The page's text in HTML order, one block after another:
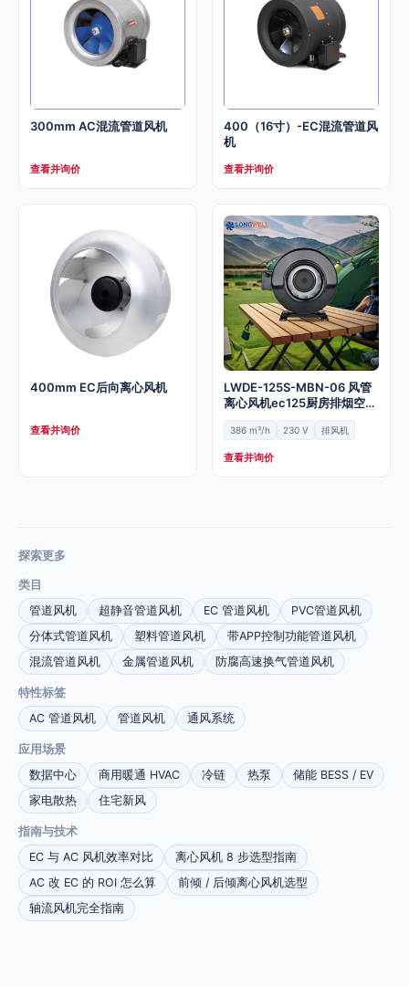
300mm AC混流管道风机
查看并询价
400（16寸）-EC混流管道风
机
查看并询价
400mm EC后向离心风机
查看并询价
LWDE-125S-MBN-06 风管
离心风机ec125厨房排烟空气
净化换气送风管道风机
386 m³/h 230 V 排风机
查看并询价
探索更多
类目
管道风机
超静音管道风机 EC 管道风机
PVC管道风机
分体式管道风机
塑料管道风机
带APP控制功能管道风机
混流管道风机
金属管道风机 防腐高速换气管道风机
特性标签
AC 管道风机
管道风机 通风系统
应用场景
数据中心
商用暖通 HVAC 冷链 热泵
储能 BESS / EV
家电散热
住宅新风
指南与技术
EC 与 AC 风机效率对比
离心风机 8 步选型指南
AC 改 EC 的 ROI 怎么算
前倾 / 后倾离心风机选型
轴流风机完全指南